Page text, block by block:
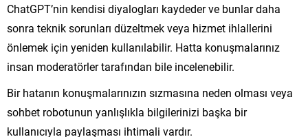
ChatGPT’nin kendisi diyalogları kaydeder ve bunlar daha
sonra teknik sorunları düzeltmek veya hizmet ihlallerini
önlemek için yeniden kullanılabilir. Hatta konuşmalarınız
insan moderatörler tarafından bile incelenebilir.
Bir hatanın konuşmalarınızın sızmasına neden olması veya
sohbet robotunun yanlışlıkla bilgilerinizi başka bir
kullanıcıyla paylaşması ihtimali vardır.